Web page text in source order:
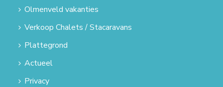
Olmenveld vakanties
Verkoop Chalets / Stacaravans
Plattegrond
Actueel
Privacy